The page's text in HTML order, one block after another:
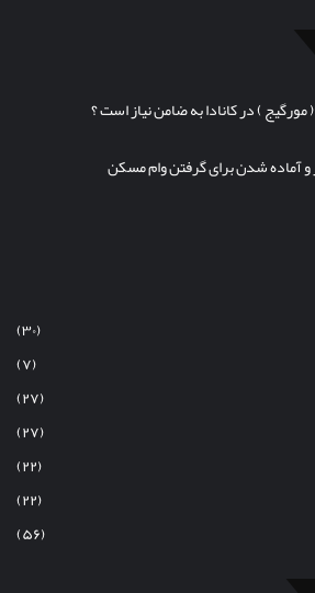
) در کانادا به ضامن نیاز است ؟
آماده شدن برای گرفتن وام مسکن
(۳۰)
(۷)
(۲۷)
(۲۷)
(۲۲)
(۲۲)
(۵۶)